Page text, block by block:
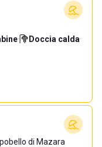
· Doccia calda·
di Mazara